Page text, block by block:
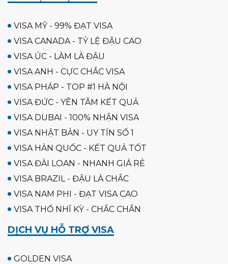
VISA MỸ - 99% ĐẠT VISA
VISA CANADA - TỶ LỆ ĐẬU CAO
VISA ÚC - LÀM LÀ ĐẬU
VISA ANH - CỰC CHẮC VISA
VISA PHÁP - TOP #1 HÀ NỘI
VISA ĐỨC - YÊN TÂM KẾT QUẢ
VISA DUBAI - 100% NHẬN VISA
VISA NHẬT BẢN - UY TÍN SỐ 1
VISA HÀN QUỐC - KẾT QUẢ TỐT
VISA ĐÀI LOAN - NHANH GIÁ RẺ
VISA BRAZIL - ĐẬU LÀ CHẮC
VISA NAM PHI - ĐẠT VISA CAO
VISA THỔ NHĨ KỲ - CHẮC CHẮN
DỊCH VỤ HỖ TRỢ VISA
GOLDEN VISA